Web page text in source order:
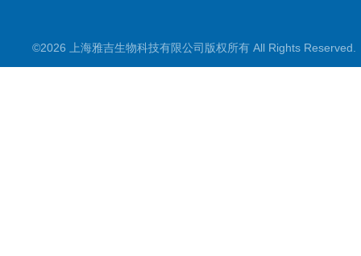
©2026 上海雅吉生物科技有限公司版权所有 All Rights